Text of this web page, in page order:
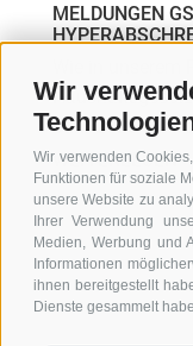
Wir
Wir verwenden
Funktionen für soziale
unsere Website zu
Ihrer Verwendung
Medien, Werbung und
Informationen
ihnen bereitgestellt
Dienste gesammelt
MELDUNGEN
Jahr 2026 die
WEITERLESEN